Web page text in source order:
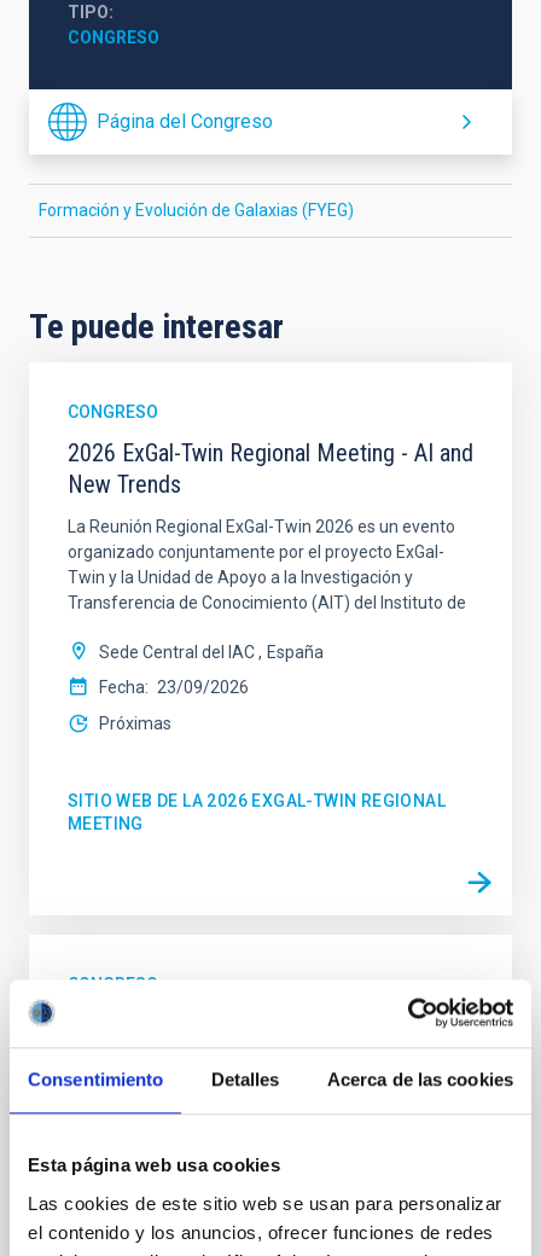
Consentimiento Detalles Acerca de las cookies
Esta página web usa cookies
Las cookies de este sitio web se usan para personalizar
el contenido y los anuncios, ofrecer funciones de redes
TIPO
CONGRESO
Página del Congreso
Formación y Evolución de Galaxias (FYEG)
Te puede interesar
CONGRESO
2026 ExGal-Twin Regional Meeting - AI and
New Trends
La Reunión Regional ExGal-Twin 2026 es un evento
organizado conjuntamente por el proyecto ExGal-
Twin y la Unidad de Apoyo a la Investigación y
Transferencia de Conocimiento (AIT) del Instituto de
Sede Central del IAC
España
Fecha
23/09/2026
Próximas
SITIO WEB DE LA 2026 EXGAL-TWIN REGIONAL
MEETING
CONGRESO
MultiDark es una Red Española de Investigación que
reúne a grupos teóricos y experimentales de físicos
de partículas, astrofísicos y cosmólogos de 15
"Salón de actos" del "Museo de las Ciencias y el
Cosmos" en San Cristóbal de La Laguna en
frente al edificio principal del Instituto de